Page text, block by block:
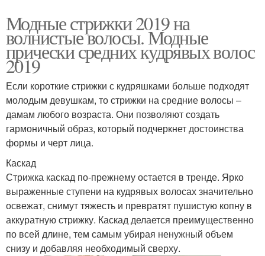
Модные стрижки 2019 на
волнистые волосы. Модные
прически средних кудрявых волос
2019
Если короткие стрижки с кудряшками больше подходят
молодым девушкам, то стрижки на средние волосы –
дамам любого возраста. Они позволяют создать
гармоничный образ, который подчеркнет достоинства
формы и черт лица.
Каскад
Стрижка каскад по-прежнему остается в тренде. Ярко
выраженные ступени на кудрявых волосах значительно
освежат, снимут тяжесть и превратят пушистую копну в
аккуратную стрижку. Каскад делается преимущественно
по всей длине, тем самым убирая ненужный объем
снизу и добавляя необходимый сверху.